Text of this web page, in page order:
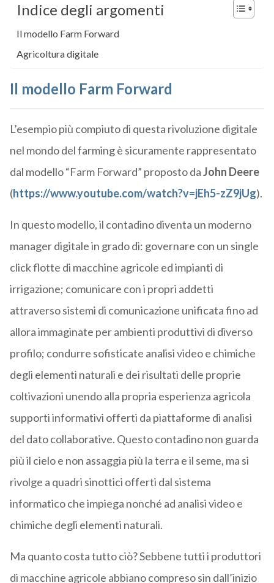
Indice degli argomenti
Il modello Farm Forward
Agricoltura digitale
Il modello Farm Forward
L’esempio più compiuto di questa rivoluzione digitale
nel mondo del farming è sicuramente rappresentato
dal modello “Farm Forward” proposto daJohn Deere
(https://www.youtube.com/watch?v=jEh5-zZ9jUg).
In questo modello, il contadino diventa un moderno
manager digitale in grado di: governare con un single
click flotte di macchine agricole ed impianti di
irrigazione; comunicare con i propri addetti
attraverso sistemi di comunicazione unificata fino ad
allora immaginate per ambienti produttivi di diverso
profilo; condurre sofisticate analisi video e chimiche
degli elementi naturali e dei risultati delle proprie
coltivazioni unendo alla propria esperienza agricola
supporti informativi offerti da piattaforme di analisi
del dato collaborative. Questo contadino non guarda
più il cielo e non assaggia più la terra e il seme, ma si
rivolge a quadri sinottici offerti dal sistema
informatico che impiega nonché ad analisi video e
chimiche degli elementi naturali.
Ma quanto costa tutto ciò? Sebbene tutti i produttori
di macchine agricole abbiano compreso sin dall’inizio